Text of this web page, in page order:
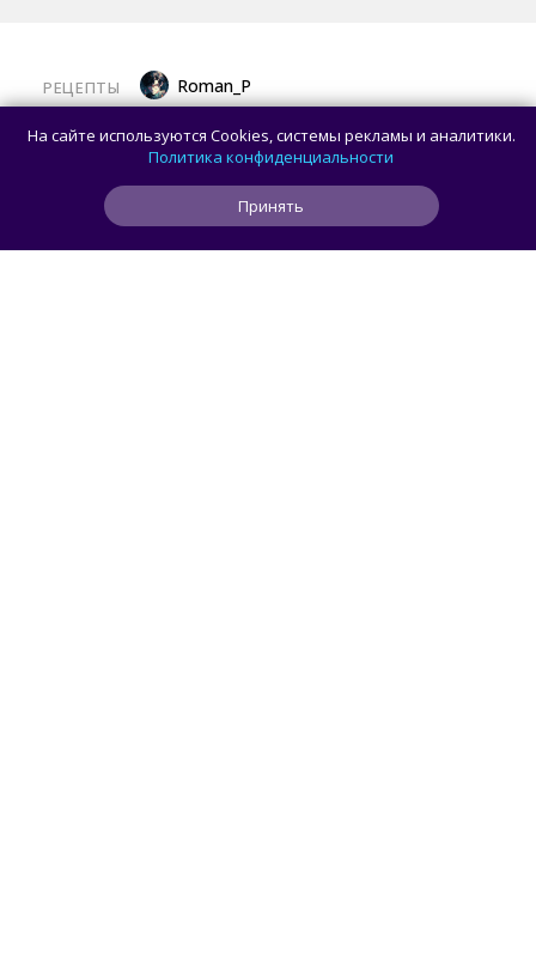
РЕЦЕПТЫ Roman_P
Готовим баклажаны с помидорами
и сыром в духовке
На сайте используются Cookies, системы рекламы и аналитики.
Политика конфиденциальности
Принять